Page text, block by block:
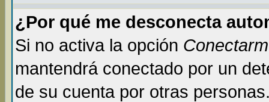
¿Por qué me desconecta
Si no activa la opción
mantendrá conectado por un
de su cuenta por otras